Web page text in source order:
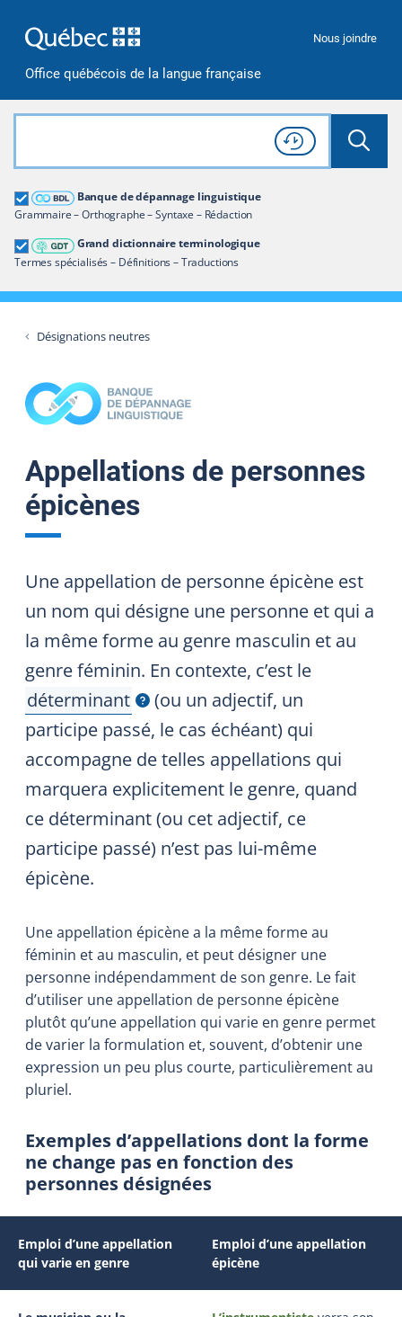
Office québécois de la langue française
Nous joindre
Rechercher dans tout le site
Lancer
Consulter l'
Historique
de recherche
Banque de dépannage linguistique
Grammaire – Orthographe – Syntaxe – Rédaction
Grand dictionnaire terminologique
Termes spécialisés – Définitions – Traductions
Grand dictionnaire terminologique
Restreindre aux termes
Désignations neutres
Appellations de personnes
épicènes
Une appellation de personne épicène est
un nom qui désigne une personne et qui a
la même forme au genre masculin et au
genre féminin. En contexte, c’est le
déterminant
Afficher l'infobulle(ou un adjectif, un
participe passé, le cas échéant) qui
accompagne de telles appellations qui
marquera explicitement le genre, quand
ce déterminant (ou cet adjectif, ce
participe passé) n’est pas lui-même
épicène.
Une appellation épicène a la même forme au
féminin et au masculin, et peut désigner une
personne indépendamment de son genre. Le fait
d’utiliser une appellation de personne épicène
plutôt qu’une appellation qui varie en genre permet
de varier la formulation et, souvent, d’obtenir une
expression un peu plus courte, particulièrement au
pluriel.
Exemples d’appellations dont la forme
ne change pas en fonction des
personnes désignées
Emploi d’une appellation
qui varie en genre
Emploi d’une appellation
épicène